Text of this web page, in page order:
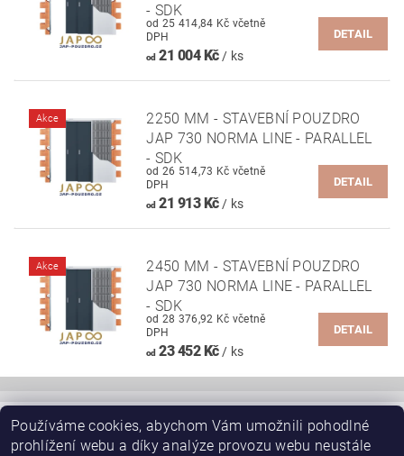
- SDK
od 25 414,84 Kč včetně
DPH
od21 004 Kč/ ks
DETAIL
Akce
2250 MM - STAVEBNÍ POUZDRO
JAP 730 NORMA LINE - PARALLEL
- SDK
od 26 514,73 Kč včetně
DPH
od21 913 Kč/ ks
DETAIL
Akce
2450 MM - STAVEBNÍ POUZDRO
JAP 730 NORMA LINE - PARALLEL
- SDK
od 28 376,92 Kč včetně
DPH
od23 452 Kč/ ks
DETAIL
JAP-POUZDRO.CZ - mainpage | JAP skryté zárubně AKTIVE EMOTIVE
| SAPELI posuvné dveře do pouzdra JAP | Schody, schodiště |
Používáme cookies, abychom Vám umožnili pohodlné
prohlížení webu a díky analýze provozu webu neustále